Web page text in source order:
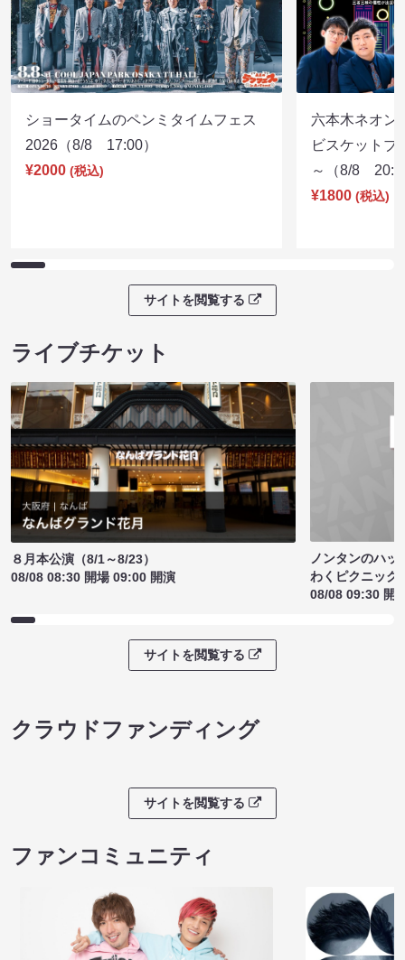
ショータイムのペンミタイムフェス
2026（8/8 17:00）
¥2000 (税込)
六本木ネオン
ビスケットブ
～（8/8
¥1800 (税込)
サイトを閲覧する
ライブチケット
８月本公演（8/1～8/23）
08/08 08:30 開場 09:00 開演
ノンタンのハッ
わくピクニック
08/08 09:30 開
サイトを閲覧する
クラウドファンディング
サイトを閲覧する
ファンコミュニティ